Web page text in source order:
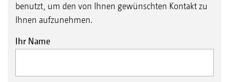
benutzt, um den von Ihnen gewünschten Kontakt zu
Ihnen aufzunehmen.
Ihr Name